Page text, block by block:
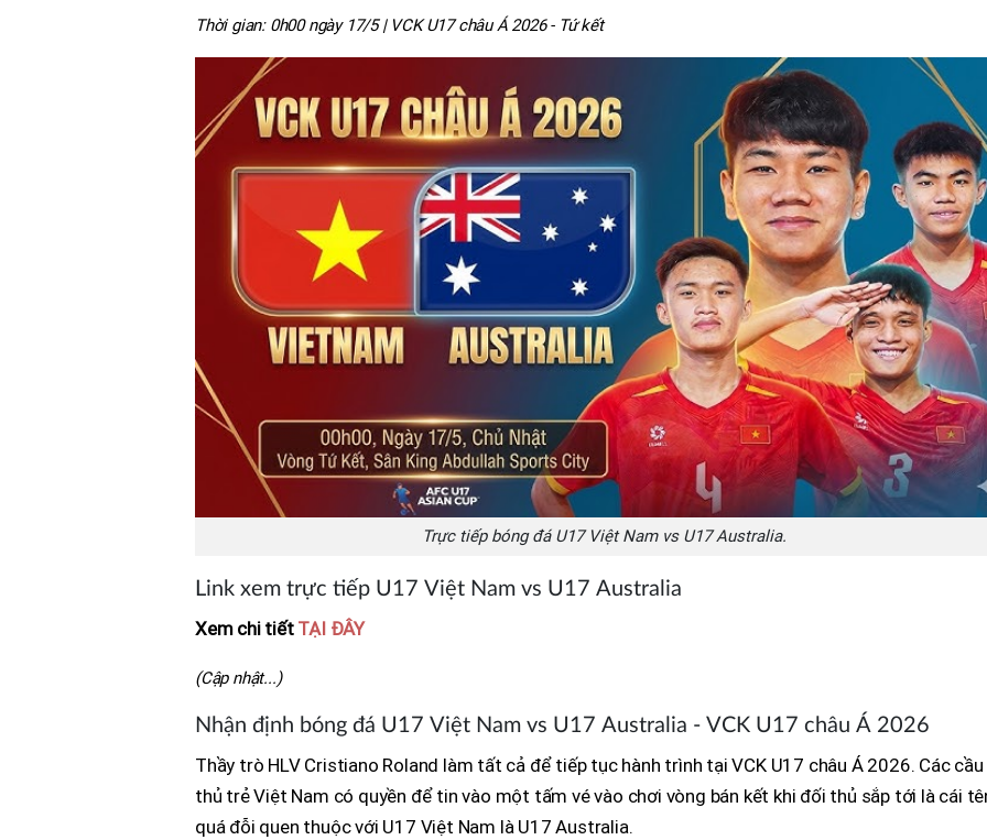
Thời gian: 0h00 ngày 17/5 | VCK U17 châu Á 2026 - Tứ kết
Trực tiếp bóng đá U17 Việt Nam vs U17 Australia.
Link xem trực tiếp U17 Việt Nam vs U17 Australia
Xem chi tiếtTẠI ĐÂY
(Cập nhật...)
Nhận định bóng đá U17 Việt Nam vs U17 Australia - VCK U17 châu Á 2026
Thầy trò HLV Cristiano Roland làm tất cả để tiếp tục hành trình tại VCK U17 châu Á 2026. Các cầu
thủ trẻ Việt Nam có quyền để tin vào một tấm vé vào chơi vòng bán kết khi đối thủ sắp tới là cái
quá đỗi quen thuộc với U17 Việt Nam là U17 Australia.